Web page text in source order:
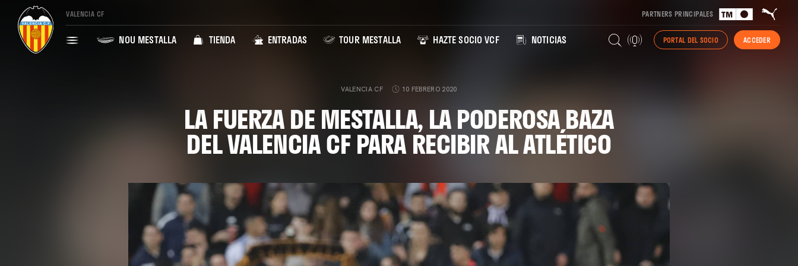
VALENCIA CF PARTNERS PRINCIPALES
NOU MESTALLA TIENDA ENTRADAS TOUR MESTALLA HAZTE SOCIO VCF NOTICIAS PORTAL DEL SOCIO ACCEDER
VALENCIA CF 10 FEBRERO 2020
LA FUERZA DE MESTALLA, LA PODEROSA BAZA
DEL VALENCIA CF PARA RECIBIR AL ATLÉTICO